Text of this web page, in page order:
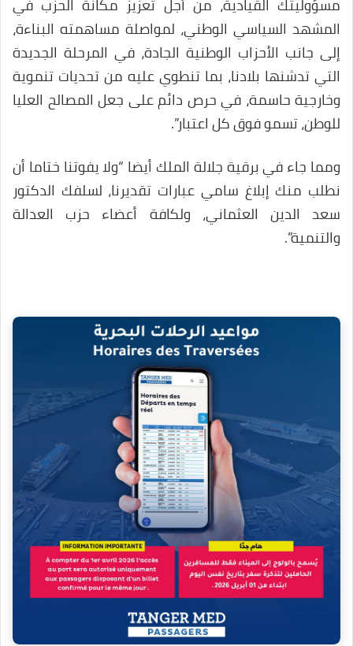
المشهد السياسي الوطني، لمواصلة مساهمته البناءة،
إلى جانب الأحزاب الوطنية الجادة، في المرحلة الجديدة
التي تدشنها بلادنا، بما تنطوي عليه من تحديات تنموية
وخارجية حاسمة، في حرص دائم على جعل المصالح العليا
للوطن، تسمو فوق كل اعتبار”.
ومما جاء في برقية جلالة الملك أيضا “ولا يفوتنا ختاما أن
نطلب منك إبلاغ سامي عبارات تقديرنا، لسلفك الدكتور
سعد الدين العثماني، ولكافة أعضاء حزب العدالة
والتنمية”.